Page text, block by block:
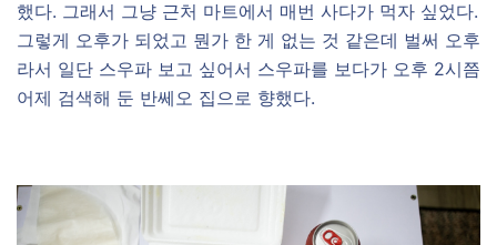
했다. 그래서 그냥 근처 마트에서 매번 사다가 먹자 싶었다.
그렇게 오후가 되었고 뭔가 한 게 없는 것 같은데 벌써 오후
라서 일단 스우파 보고 싶어서 스우파를 보다가 오후 2시쯤
어제 검색해 둔 반쎄오 집으로 향했다.